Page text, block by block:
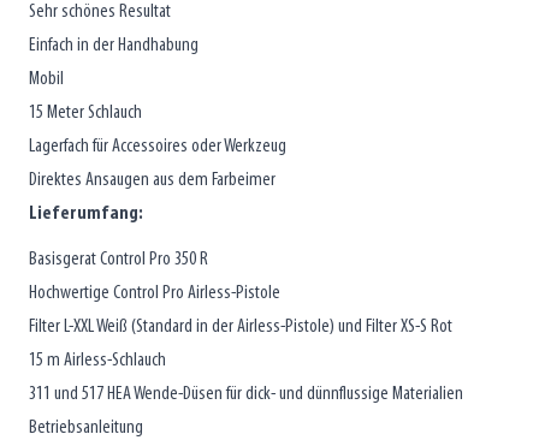
Sehr schönes Resultat
Einfach in der Handhabung
Mobil
15 Meter Schlauch
Lagerfach für Accessoires oder Werkzeug
Direktes Ansaugen aus dem Farbeimer
Lieferumfang:
Basisgerat Control Pro 350 R
Hochwertige Control Pro Airless-Pistole
Filter L-XXL Weiß (Standard in der Airless-Pistole) und Filter XS-S Rot
15 m Airless-Schlauch
311 und 517 HEA Wende-Düsen für dick- und dünnflussige Materialien
Betriebsanleitung